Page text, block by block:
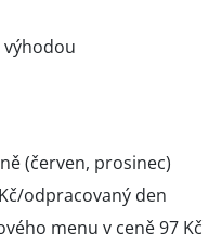
(červen, prosinec)
odpracovaný den
menu v ceně 97 Kč